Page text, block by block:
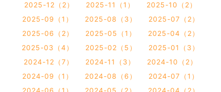
2025-12（2）
2025-11（1）
2025-10（2）
2025-09（1）
2025-08（3）
2025-07（2）
2025-06（2）
2025-05（1）
2025-04（2）
2025-03（4）
2025-02（5）
2025-01（3）
2024-12（7）
2024-11（3）
2024-10（2）
2024-09（1）
2024-08（6）
2024-07（1）
2024-06（1）
2024-05（2）
2024-04（2）